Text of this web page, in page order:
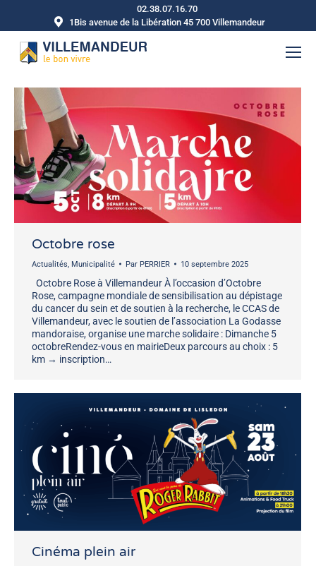
02.38.07.16.70
1Bis avenue de la Libération 45 700 Villemandeur
Octobre rose
Actualités, Municipalité Par PERRIER 10 septembre 2025
Octobre Rose à Villemandeur À l’occasion d’Octobre
Rose, campagne mondiale de sensibilisation au dépistage
du cancer du sein et de soutien à la recherche, le CCAS de
Villemandeur, avec le soutien de l’association La Godasse
mandoraise, organise une marche solidaire : Dimanche 5
octobreRendez-vous en mairieDeux parcours au choix : 5
km → inscription…
Cinéma plein air